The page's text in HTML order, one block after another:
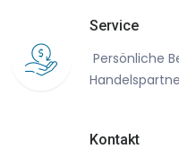
Service
Persönliche
Kontakt